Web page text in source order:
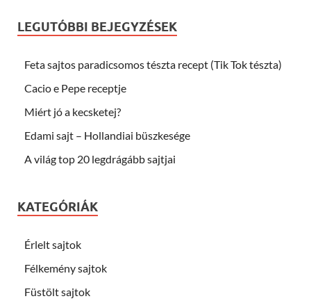
LEGUTÓBBI BEJEGYZÉSEK
Feta sajtos paradicsomos tészta recept (Tik Tok tészta)
Cacio e Pepe receptje
Miért jó a kecsketej?
Edami sajt – Hollandiai büszkesége
A világ top 20 legdrágább sajtjai
KATEGÓRIÁK
Érlelt sajtok
Félkemény sajtok
Füstölt sajtok